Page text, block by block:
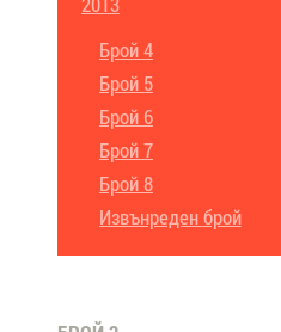
Брой 4
Брой 5
Брой 6
Брой 7
Брой 8
Извънреден брой